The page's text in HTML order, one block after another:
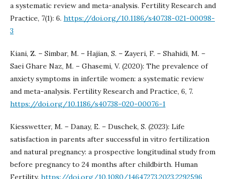
a systematic review and meta-analysis. Fertility Research and
Practice, 7(1): 6. https://doi.org/10.1186/s40738-021-00098-
3
Kiani, Z. – Simbar, M. – Hajian, S. – Zayeri, F. – Shahidi, M. –
Saei Ghare Naz, M. – Ghasemi, V. (2020): The prevalence of
anxiety symptoms in infertile women: a systematic review
and meta-analysis. Fertility Research and Practice, 6, 7.
https://doi.org/10.1186/s40738-020-00076-1
Kiesswetter, M. – Danay, E. – Duschek, S. (2023): Life
satisfaction in parents after successful in vitro fertilization
and natural pregnancy: a prospective longitudinal study from
before pregnancy to 24 months after childbirth. Human
Fertility. https://doi.org/10.1080/14647273.2023.2292596